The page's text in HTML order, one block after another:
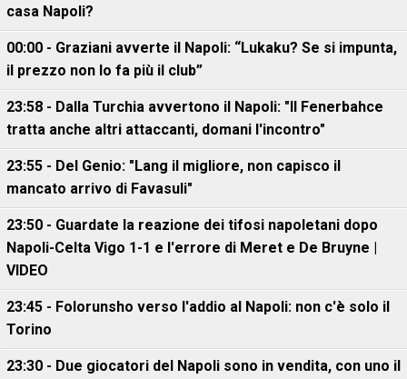
casa Napoli?
00:00 - Graziani avverte il Napoli: “Lukaku? Se si impunta,
il prezzo non lo fa più il club”
23:58 - Dalla Turchia avvertono il Napoli: "Il Fenerbahce
tratta anche altri attaccanti, domani l'incontro"
23:55 - Del Genio: "Lang il migliore, non capisco il
mancato arrivo di Favasuli"
23:50 - Guardate la reazione dei tifosi napoletani dopo
Napoli-Celta Vigo 1-1 e l'errore di Meret e De Bruyne |
VIDEO
23:45 - Folorunsho verso l'addio al Napoli: non c'è solo il
Torino
23:30 - Due giocatori del Napoli sono in vendita, con uno il